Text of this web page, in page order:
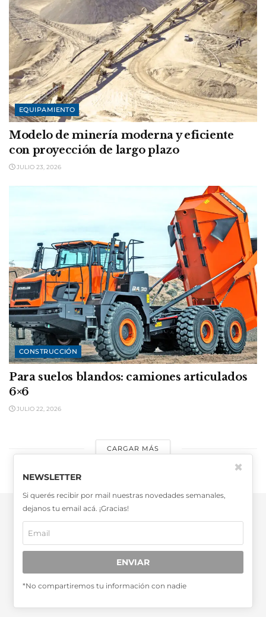
EQUIPAMIENTO
Modelo de minería moderna y eficiente
con proyección de largo plazo
JULIO 23, 2026
CONSTRUCCIÓN
Para suelos blandos: camiones articulados
6×6
JULIO 22, 2026
CARGAR MÁS
SABER MÁS >>
OTRAS PUBLICACIONES >>
NEWSLETTER
Si querés recibir por mail nuestras novedades semanales,
dejanos tu email acá. ¡Gracias!
ENVIAR
*No compartiremos tu información con nadie
✖